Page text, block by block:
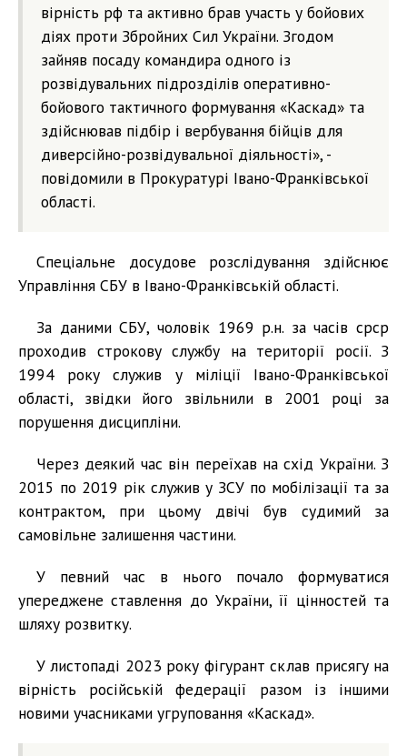
вірність рф та активно брав участь у бойових
діях проти Збройних Сил України. Згодом
зайняв посаду командира одного із
розвідувальних підрозділів оперативно-
бойового тактичного формування «Каскад» та
здійснював підбір і вербування бійців для
диверсійно-розвідувальної діяльності», -
повідомили в Прокуратурі Івано-Франківської
області.
Спеціальне досудове розслідування здійснює
Управління СБУ в Івано-Франківській області.
За даними СБУ, чоловік 1969 р.н. за часів срср
проходив строкову службу на території росії. З
1994 року служив у міліції Івано-Франківської
області, звідки його звільнили в 2001 році за
порушення дисципліни.
Через деякий час він переїхав на схід України. З
2015 по 2019 рік служив у ЗСУ по мобілізації та за
контрактом, при цьому двічі був судимий за
самовільне залишення частини.
У певний час в нього почало формуватися
упереджене ставлення до України, її цінностей та
шляху розвитку.
У листопаді 2023 року фігурант склав присягу на
вірність російській федерації разом із іншими
новими учасниками угруповання «Каскад».